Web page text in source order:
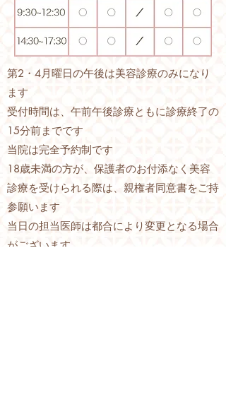
​第2・4月曜日の午後は美容診療のみになり
ます
受付時間は、午前午後診療ともに診療終了の
15分前までです
当院は完全予約制です
​18歳未満の方が、保護者のお付添なく美容
診療を受けられる際は、親権者同意書をご持
参願います
​当日の担当医師は都合により変更となる場合
がございます